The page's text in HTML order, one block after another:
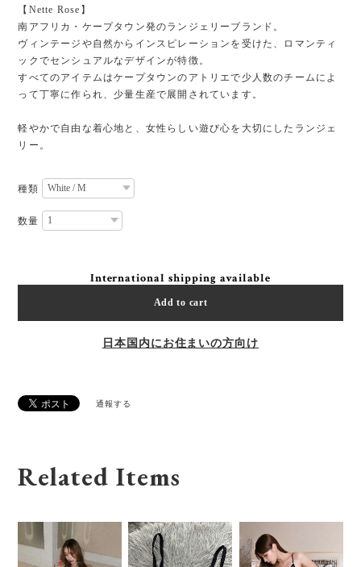
【Nette Rose】
南アフリカ・ケープタウン発のランジェリーブランド。
ヴィンテージや自然からインスピレーションを受けた、ロマンティ
ックでセンシュアルなデザインが特徴。
すべてのアイテムはケープタウンのアトリエで少人数のチームによ
って丁寧に作られ、少量生産で展開されています。
軽やかで自由な着心地と、女性らしい遊び心を大切にしたランジェ
リー。
種類
数量
International shipping available
Add to cart
日本国内にお住まいの方向け
通報する
Related Items